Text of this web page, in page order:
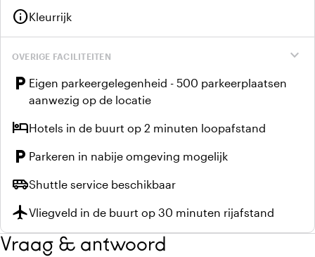
infoKleurrijk
expand_more
OVERIGE FACILITEITEN
local_parking Eigen parkeergelegenheid - 500 parkeerplaatsen
aanwezig op de locatie
hotelHotels in de buurt op 2 minuten loopafstand
local_parking Parkeren in nabije omgeving mogelijk
airport_shuttleShuttle service beschikbaar
flightVliegveld in de buurt op 30 minuten rijafstand
Vraag & antwoord